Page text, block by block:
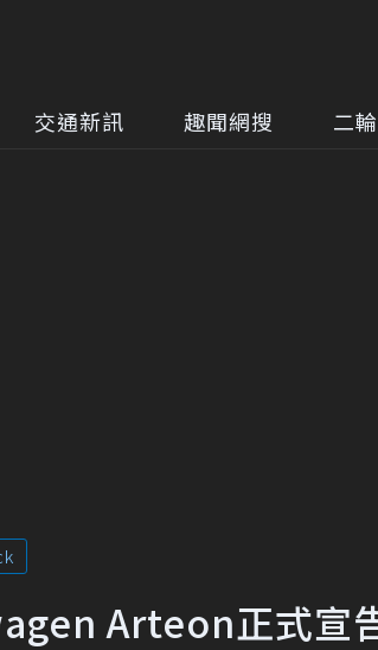
交通新訊 趣聞網搜 二
Arteon正式宣